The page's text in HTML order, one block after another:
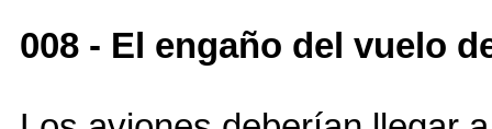
008 - El engaño del vuelo